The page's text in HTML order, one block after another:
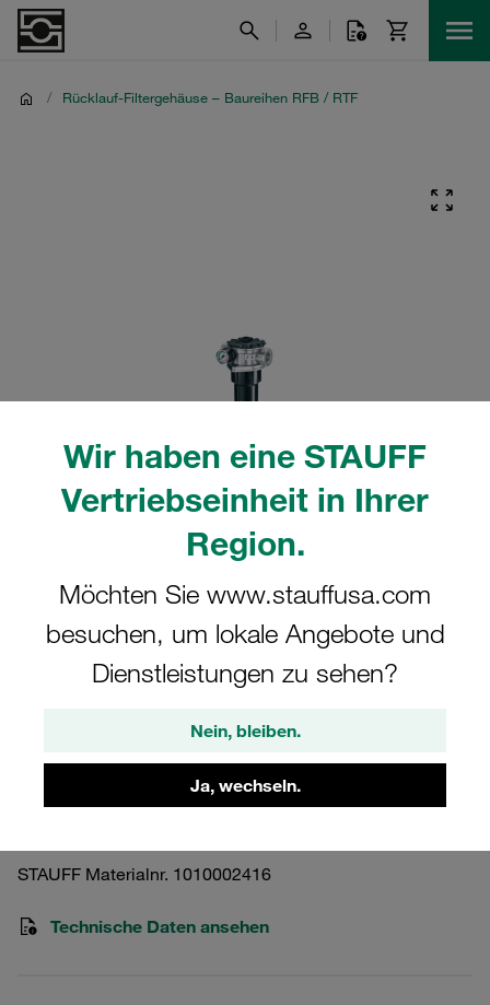
Wir haben eine STAUFF
Vertriebseinheit in Ihrer
Region.
Möchten Sie www.stauffusa.com
besuchen, um lokale Angebote und
Dienstleistungen zu sehen?
Nein, bleiben.
Ja, wechseln.
/ Rücklauf-Filtergehäuse – Baureihen RFB / RTF
Bitte beachten Sie: Das Bild dient nur zur Veranschaulichung und kann vom
tatsächlichen Produkt abweichen.
Rücklauffiltergehäuse Betriebsdruck
<10 bar
STAUFF Materialnr. 1010002416
Technische Daten ansehen